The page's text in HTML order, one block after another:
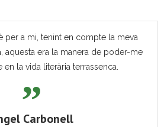
per a mi, tenint en compte la meva
aquesta era la manera de poder-me
la vida literària terrassenca.
Carbonell